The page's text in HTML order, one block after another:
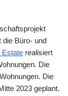
die Büro- und
Estate realisiert
Die
Die
2023 geplant.